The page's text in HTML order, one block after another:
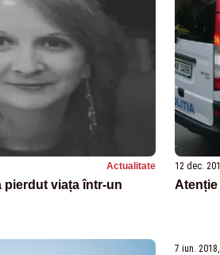
Actualitate
pierdut viața într-un
12 dec.
Atenție
7 iun.